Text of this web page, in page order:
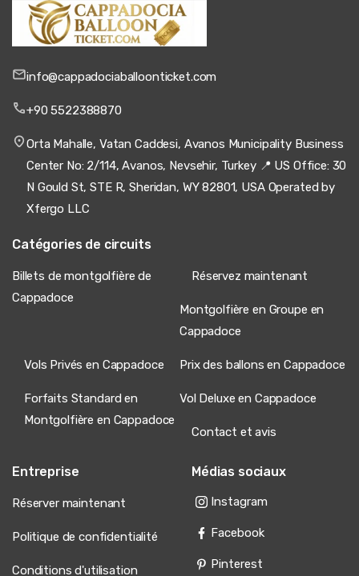
photo est plein de photos qui ressemblent vraiment aux
cartes postales.
김민지
Pamukkale
camionnette chauffée, les fenêtres embuées alors que
le ciel devenait doucement rose. Survoler les terrasses
blanches était paisible, bien que l’attente avant le
Pamukkale
pilote en anglais clair et la briefings de sécurité ont rendu
une voyageur solo très à l’aise. Le lever du soleil sur les
terrasses blanches était magnifique, bien que le réveil
victoria h
Visite en montgolfière au lever du soleil à
Pamukkale
info@cappadociaballoonticket.com
+90 5522388870
Orta Mahalle, Vatan Caddesi, Avanos Municipality Business
Center No: 2/114, Avanos, Nevsehir, Turkey 📍 US Office: 30
N Gould St, STE R, Sheridan, WY 82801, USA Operated by
Xfergo LLC
Catégories de circuits
Billets de montgolfière de
Cappadoce
Réservez maintenant
Montgolfière en Groupe en
Cappadoce
Vols Privés en Cappadoce Prix des ballons en Cappadoce
Forfaits Standard en
Montgolfière en Cappadoce
Vol Deluxe en Cappadoce
Contact et avis
Entreprise
Réserver maintenant
Politique de confidentialité
Conditions d'utilisation
Médias sociaux
Instagram
Facebook
Pinterest